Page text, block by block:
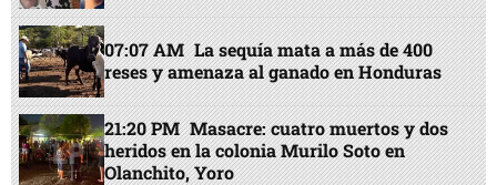
07:07 AM La sequía mata a más de 400
reses y amenaza al ganado en Honduras
21:20 PM Masacre: cuatro muertos y dos
heridos en la colonia Murilo Soto en
Olanchito, Yoro